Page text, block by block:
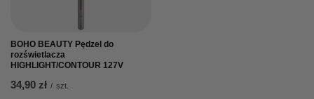
BOHO BEAUTY Pędzel do
rozświetlacza
HIGHLIGHT/CONTOUR 127V
34,90 zł / szt.